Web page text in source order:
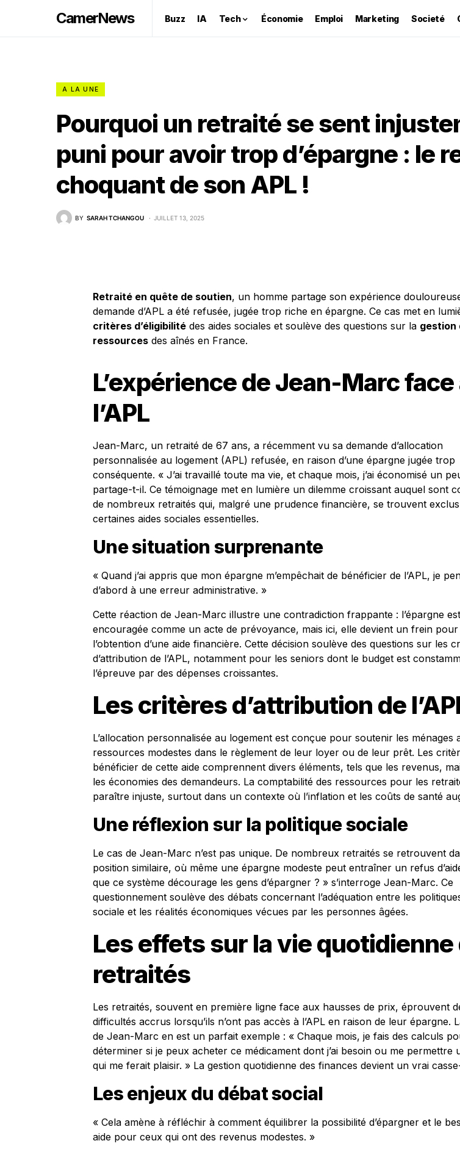
CamerNews Buzz IA Tech Économie Emploi Marketing Societé
A LA UNE
Pourquoi un retraité se sent
puni pour avoir trop d’épargne : le
choquant de son APL !
BY SARAH TCHANGOU JUILLET 13, 2025
Retraité en quête de soutien, un homme partage son expérience
demande d’APL a été refusée, jugée trop riche en épargne. Ce cas met en
critères d’éligibilité des aides sociales et soulève des questions sur la gestion
ressources des aînés en France.
L’expérience de Jean-Marc face
l’APL
Jean-Marc, un retraité de 67 ans, a récemment vu sa demande d’allocation
personnalisée au logement (APL) refusée, en raison d’une épargne jugée trop
conséquente. « J’ai travaillé toute ma vie, et chaque mois, j’ai économisé un
partage-t-il. Ce témoignage met en lumière un dilemme croissant auquel sont
de nombreux retraités qui, malgré une prudence financière, se trouvent
certaines aides sociales essentielles.
Une situation surprenante
« Quand j’ai appris que mon épargne m’empêchait de bénéficier de l’APL, je
d’abord à une erreur administrative. »
Cette réaction de Jean-Marc illustre une contradiction frappante : l’épargne
encouragée comme un acte de prévoyance, mais ici, elle devient un frein pour
l’obtention d’une aide financière. Cette décision soulève des questions sur les
d’attribution de l’APL, notamment pour les seniors dont le budget est
l’épreuve par des dépenses croissantes.
Les critères d’attribution de
L’allocation personnalisée au logement est conçue pour soutenir les ménages
ressources modestes dans le règlement de leur loyer ou de leur prêt. Les
bénéficier de cette aide comprennent divers éléments, tels que les revenus,
les économies des demandeurs. La comptabilité des ressources pour les
paraître injuste, surtout dans un contexte où l’inflation et les coûts de santé
Une réflexion sur la politique sociale
Le cas de Jean-Marc n’est pas unique. De nombreux retraités se retrouvent
position similaire, où même une épargne modeste peut entraîner un refus
que ce système décourage les gens d’épargner ? » s’interroge Jean-Marc. Ce
questionnement soulève des débats concernant l’adéquation entre les
sociale et les réalités économiques vécues par les personnes âgées.
Les effets sur la vie quotidienne
retraités
Les retraités, souvent en première ligne face aux hausses de prix, éprouvent
difficultés accrus lorsqu’ils n’ont pas accès à l’APL en raison de leur épargne.
de Jean-Marc en est un parfait exemple : « Chaque mois, je fais des calculs
déterminer si je peux acheter ce médicament dont j’ai besoin ou me permettre
qui me ferait plaisir. » La gestion quotidienne des finances devient un vrai
Les enjeux du débat social
« Cela amène à réfléchir à comment équilibrer la possibilité d’épargner et le
aide pour ceux qui ont des revenus modestes. »